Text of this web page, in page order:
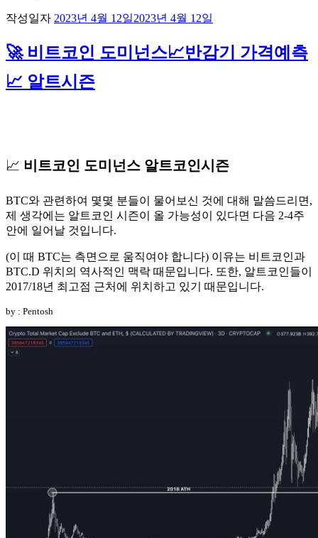
작성일자 2023년 4월 12일2023년 4월 12일
🚀 비트코인 도미넌스📈반감기 가격예측
📈 알트시즌
📈 비트코인 도미넌스 알트코인시즌
BTC와 관련하여 몇몇 분들이 물어보신 것에 대해 말씀드리면,
제 생각에는 알트코인 시즌이 올 가능성이 있다면 다음 2-4주
안에 일어날 것입니다.
(이 때 BTC는 측면으로 움직여야 합니다) 이유는 비트코인과
BTC.D 위치의 역사적인 맥락 때문입니다. 또한, 알트코인들이
2017/18년 최고점 근처에 위치하고 있기 때문입니다.
by : Pentosh